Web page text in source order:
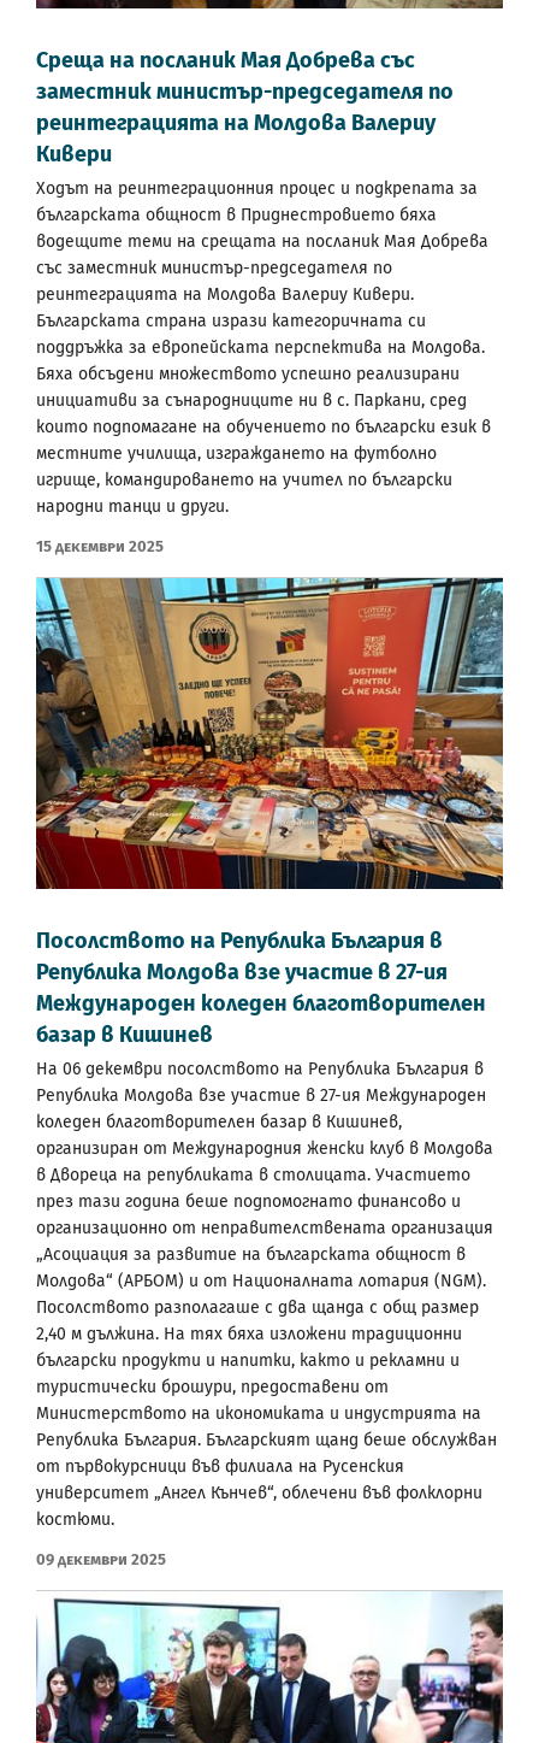
Среща на посланик Мая Добрева със
заместник министър-председателя по
реинтеграцията на Молдова Валериу
Кивери
Ходът на реинтеграционния процес и подкрепата за
българската общност в Приднестровието бяха
водещите теми на срещата на посланик Мая Добрева
със заместник министър-председателя по
реинтеграцията на Молдова Валериу Кивери.
Българската страна изрази категоричната си
поддръжка за европейската перспектива на Молдова.
Бяха обсъдени множеството успешно реализирани
инициативи за сънародниците ни в с. Паркани, сред
които подпомагане на обучението по български език в
местните училища, изграждането на футболно
игрище, командироването на учител по български
народни танци и други.
15 Декември 2025
Посолството на Република България в
Република Молдова взе участие в 27-ия
Международен коледен благотворителен
базар в Кишинев
На 06 декември посолството на Република България в
Република Молдова взе участие в 27-ия Международен
коледен благотворителен базар в Кишинев,
организиран от Международния женски клуб в Молдова
в Двореца на републиката в столицата. Участието
през тази година беше подпомогнато финансово и
организационно от неправителствената организация
„Асоциация за развитие на българската общност в
Молдова“ (АРБОМ) и от Националната лотария (NGM).
Посолството разполагаше с два щанда с общ размер
2,40 м дължина. На тях бяха изложени традиционни
български продукти и напитки, както и рекламни и
туристически брошури, предоставени от
Министерството на икономиката и индустрията на
Република България. Българският щанд беше обслужван
от първокурсници във филиала на Русенския
университет „Ангел Кънчев“, облечени във фолклорни
костюми.
09 Декември 2025